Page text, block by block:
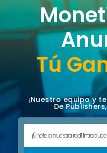
Tú
¡Nuestro equipo y
De